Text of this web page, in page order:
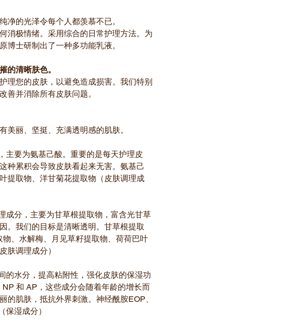
净的光泽令每个人都羡慕不已。
消极情绪。采用综合的日常护理方法。为
博士研制出了一种多功能乳液。
的清晰肤色。
理您的皮肤，以避免造成损害。我们特别
善并消除所有皮肤问题。
美丽、坚挺、充满透明感的肌肤。
主要为氨基己酸。重要的是每天护理皮
种累积会导致皮肤看起来无害。氨基己
提取物、洋甘菊花提取物（皮肤调理成
成分，主要为甘草根提取物，富含光甘草
。我们的目标是清晰透明。甘草根提取
、水解梅、月见草籽提取物、荷荷巴叶
肤调理成分）
的水分，提高粘附性，强化皮肤的保湿功
和 AP，这些成分会随着年龄的增长而
的肌肤，抵抗外界刺激。神经酰胺EOP、
保湿成分）